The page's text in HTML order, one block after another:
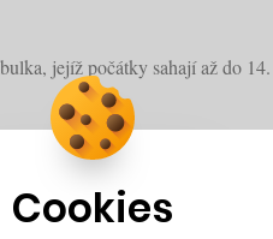
jejíž počátky sahají až do
Cookies